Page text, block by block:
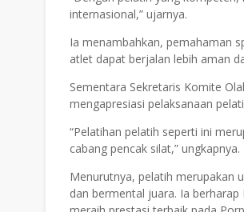
internasional,” ujarnya.
Ia menambahkan, pemahaman
atlet dapat berjalan lebih aman
Sementara Sekretaris Komite
mengapresiasi pelaksanaan
“Pelatihan pelatih seperti ini
cabang pencak silat,” ungkapnya.
Menurutnya, pelatih merupakan
dan bermental juara. Ia